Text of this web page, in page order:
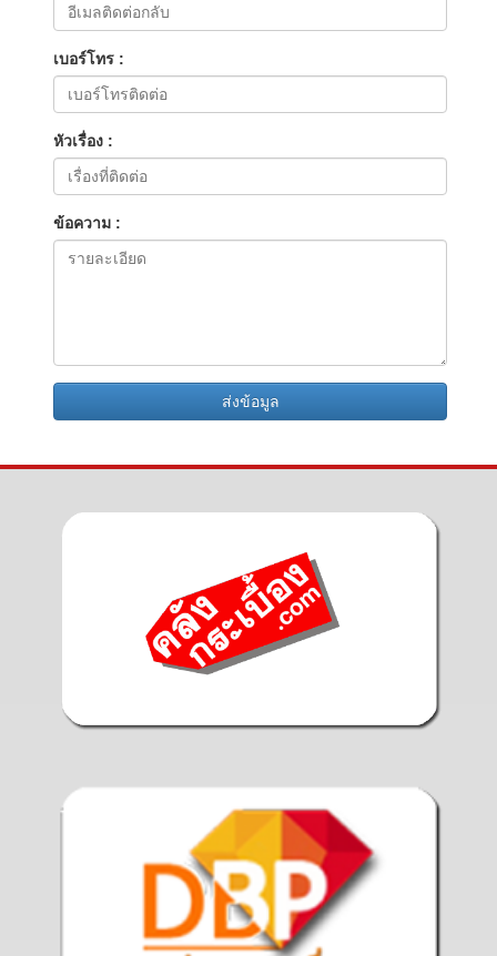
เบอร์โทร :
หัวเรื่อง :
ข้อความ :
ส่งข้อมูล